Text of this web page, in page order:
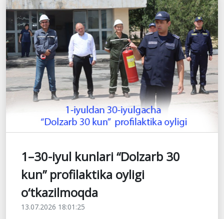
1–30-iyul kunlari “Dolzarb 30
kun” profilaktika oyligi
o‘tkazilmoqda
13.07.2026 18:01:25